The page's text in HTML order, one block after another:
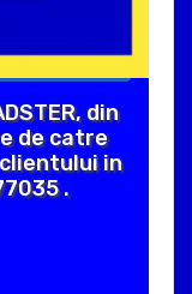
din
de catre
in
.